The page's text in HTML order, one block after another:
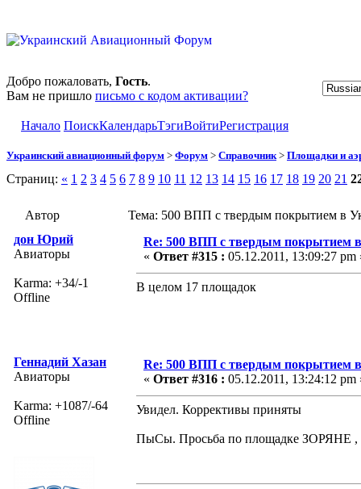
Добро пожаловать, Гость.
Вам не пришло письмо с кодом активации?
Начало ПоискКалендарьТэгиВойтиРегистрация
Украинский авиационный форум > Форум > Справочник > Площадки и
Страниц: « 1 2 3 4 5 6 7 8 9 10 11 12 13 14 15 16 17 18 19 20 21
Автор
Тема: 500 ВПП с твердым покрытием в
дон Юрий
Авиаторы
Karma: +34/-1
Offline
Re: 500 ВПП с твердым покрытием
« Ответ #315 : 05.12.2011, 13:09:27 pm
В целом 17 площадок
Геннадий Хазан
Авиаторы
Karma: +1087/-64
Offline
Re: 500 ВПП с твердым покрытием
« Ответ #316 : 05.12.2011, 13:24:12 pm
Увидел. Коррективы приняты
ПыСы. Просьба по площадке ЗОРЯНЕ ,